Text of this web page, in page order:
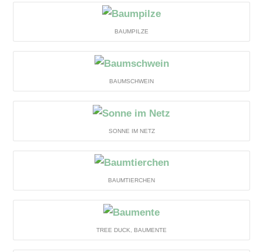
BAUMPILZE
BAUMSCHWEIN
SONNE IM NETZ
BAUMTIERCHEN
TREE DUCK, BAUMENTE